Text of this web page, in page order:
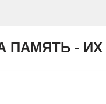
ПАМЯТЬ - ИХ